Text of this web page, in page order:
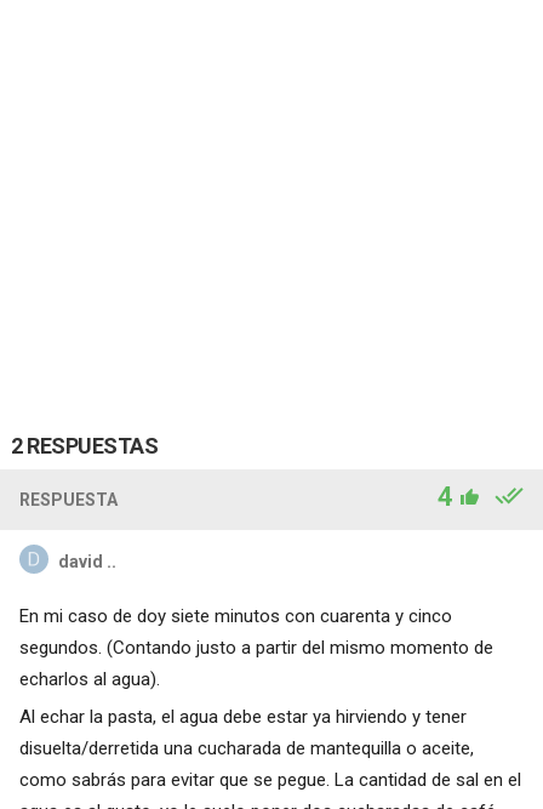
2 RESPUESTAS
RESPUESTA 4
david ..
En mi caso de doy siete minutos con cuarenta y cinco
segundos. (Contando justo a partir del mismo momento de
echarlos al agua).
Al echar la pasta, el agua debe estar ya hirviendo y tener
disuelta/derretida una cucharada de mantequilla o aceite,
como sabrás para evitar que se pegue. La cantidad de sal en el